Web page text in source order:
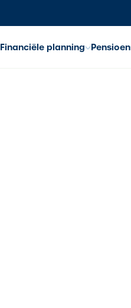
Financiële planning Pensioen